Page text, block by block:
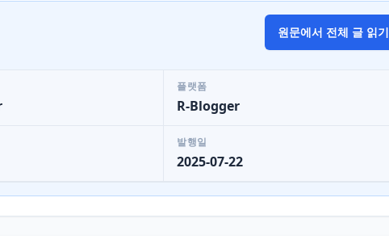
원문에서 전체 글 읽기
플랫폼
R-Blogger
발행일
2025-07-22